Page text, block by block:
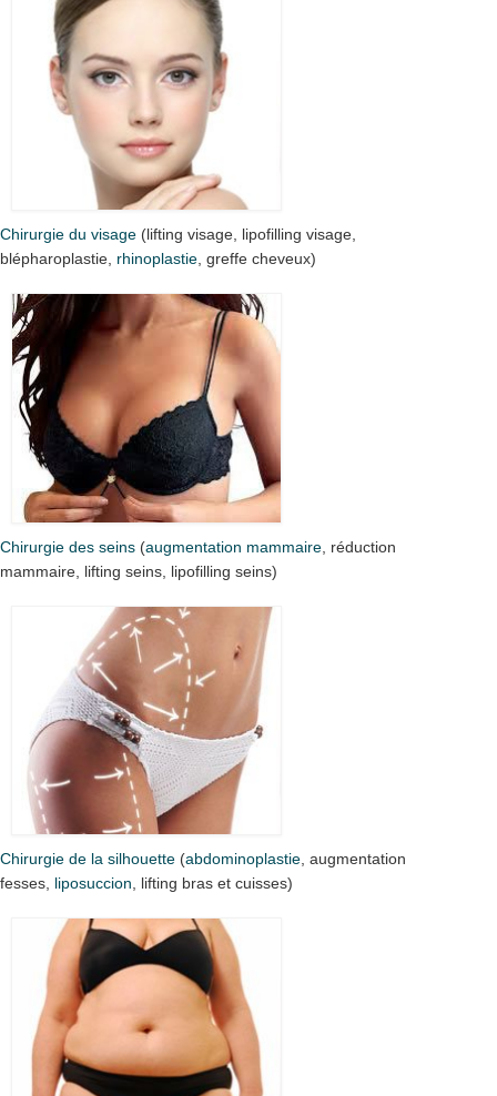
Chirurgie du visage (lifting visage, lipofilling visage,
blépharoplastie, rhinoplastie, greffe cheveux)
Chirurgie des seins (augmentation mammaire , réduction
mammaire, lifting seins, lipofilling seins)
Chirurgie de la silhouette (abdominoplastie , augmentation
fesses, liposuccion , lifting bras et cuisses)